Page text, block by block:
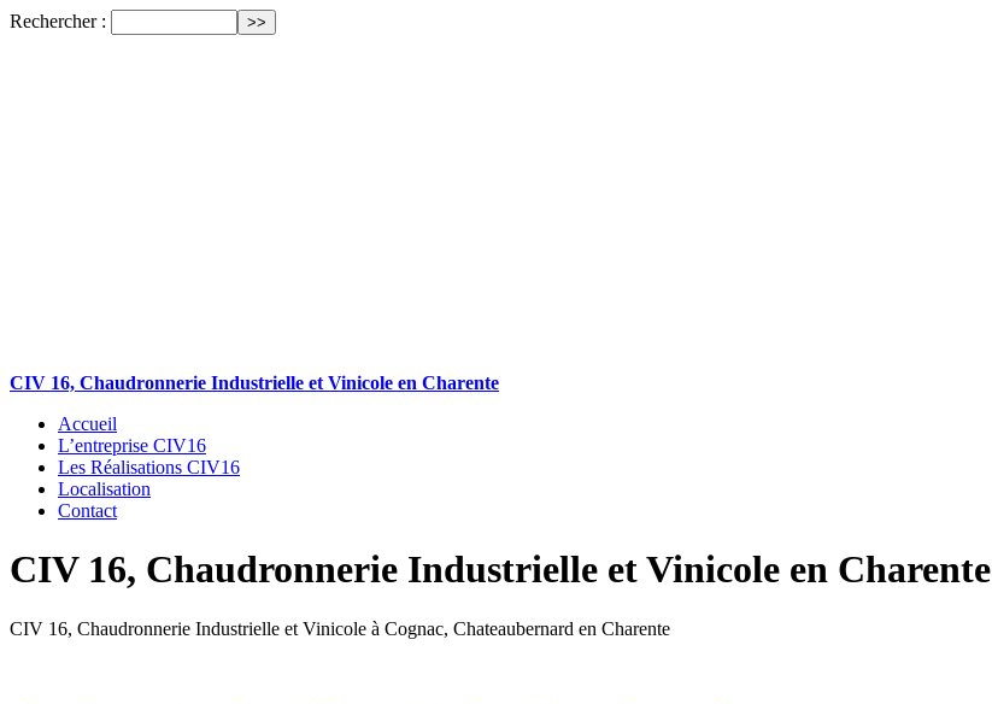
Rechercher :
CIV 16, Chaudronnerie Industrielle et Vinicole en Charente
Accueil
L’entreprise CIV16
Les Réalisations CIV16
Localisation
Contact
CIV 16, Chaudronnerie Industrielle et Vinicole en Charente
CIV 16, Chaudronnerie Industrielle et Vinicole à Cognac, Chateaubernard en Charente